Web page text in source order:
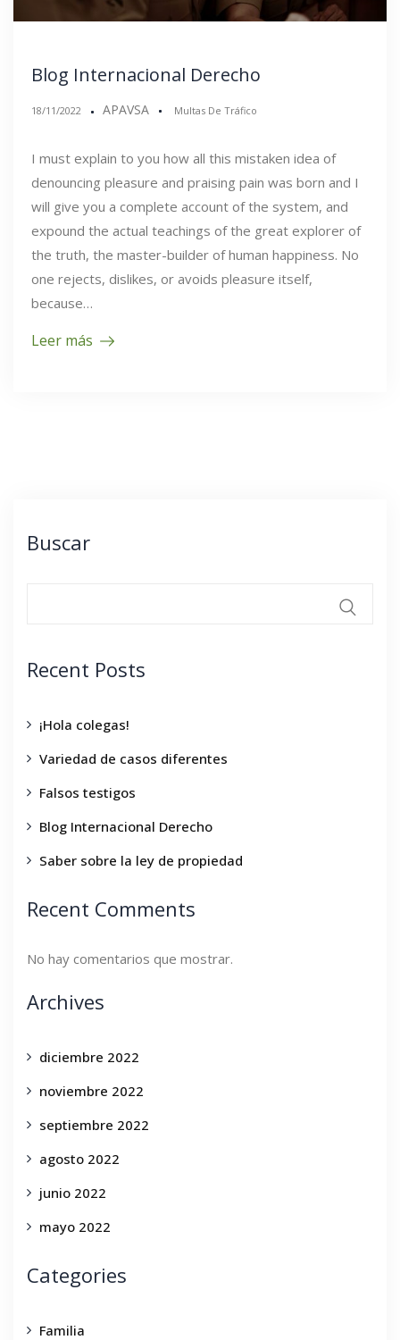
Blog Internacional Derecho
18/11/2022 APAVSA Multas De Tráfico
I must explain to you how all this mistaken idea of
denouncing pleasure and praising pain was born and I
will give you a complete account of the system, and
expound the actual teachings of the great explorer of
the truth, the master-builder of human happiness. No
one rejects, dislikes, or avoids pleasure itself,
because…
Leer más
Buscar
Recent Posts
¡Hola colegas!
Variedad de casos diferentes
Falsos testigos
Blog Internacional Derecho
Saber sobre la ley de propiedad
Recent Comments
No hay comentarios que mostrar.
Archives
diciembre 2022
noviembre 2022
septiembre 2022
agosto 2022
junio 2022
mayo 2022
Categories
Familia